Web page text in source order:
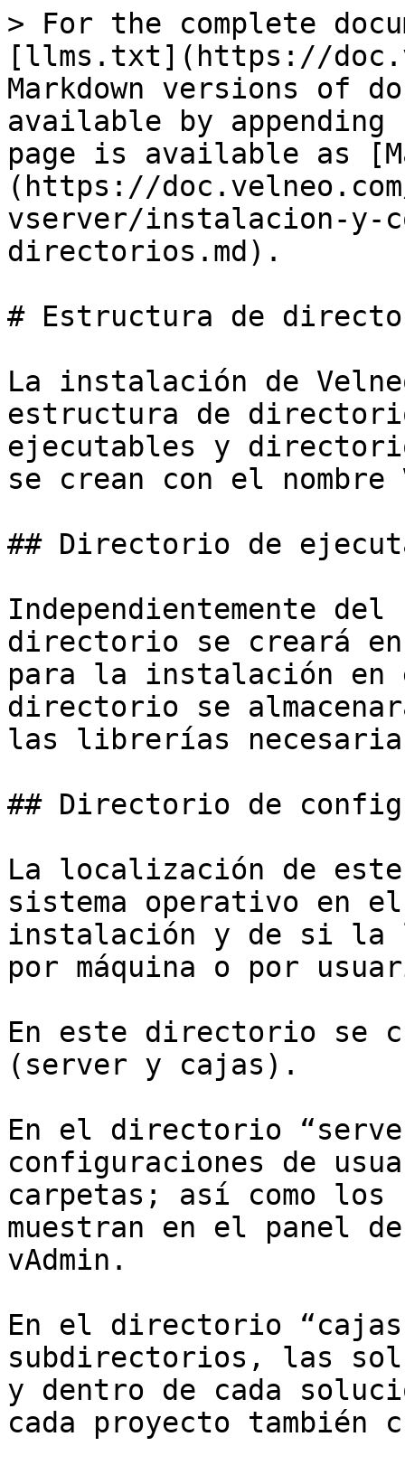
> For the complete
[llms.txt](https://
Markdown versions of
available by
page is available as
(https://
vserver/instalacion-y-
directorios.md).
# Estructura de
La instalación de
estructura de
ejecutables y
se crean con el nombre
## Directorio de
Independientemente
directorio se creará en
para la instalación en
directorio se
las librerías
## Directorio de
La localización de
sistema operativo en
instalación y de si la
por máquina o por
En este directorio se
(server y cajas).
En el directorio
configuraciones de
carpetas; así como los
muestran en el panel de
vAdmin.
En el directorio
subdirectorios, las
y dentro de cada
cada proyecto también